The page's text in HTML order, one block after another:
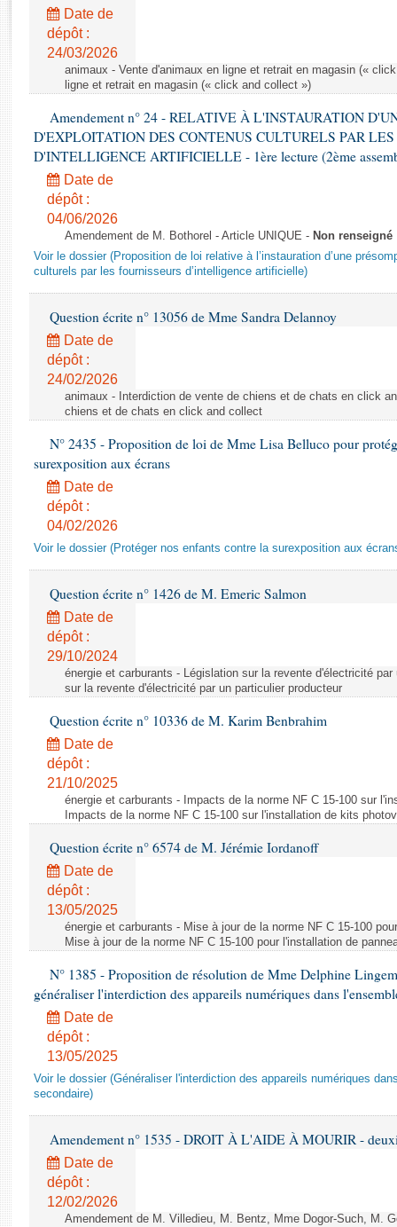
Rapports législatifs
Rapports sur l'application des lois
Baromètre de l’application des lois
Dossiers législatifs
Budget et sécurité sociale
Questions écrites et orales
Comptes rendus des débats
Date de
dépôt :
24/03/2026
animaux - Vente d'animaux en ligne et retrait en magasin («
ligne et retrait en magasin (« click and collect »)
Amendement n° 24 - RELATIVE À L'INSTAURATION
D'EXPLOITATION DES CONTENUS CULTURELS PAR LES
D'INTELLIGENCE ARTIFICIELLE - 1ère lecture (2ème
Date de
dépôt :
04/06/2026
Amendement de M. Bothorel - Article UNIQUE - Non renseigné
Voir le dossier (Proposition de loi relative à l’instauration d’une
culturels par les fournisseurs d’intelligence artificielle)
Question écrite n° 13056 de Mme Sandra Delannoy
Date de
dépôt :
24/02/2026
animaux - Interdiction de vente de chiens et de chats en click
chiens et de chats en click and collect
N° 2435 - Proposition de loi de Mme Lisa Belluco pour
surexposition aux écrans
Date de
dépôt :
04/02/2026
Voir le dossier (Protéger nos enfants contre la surexposition aux
Question écrite n° 1426 de M. Emeric Salmon
Date de
dépôt :
29/10/2024
énergie et carburants - Législation sur la revente d'électricité
sur la revente d'électricité par un particulier producteur
Question écrite n° 10336 de M. Karim Benbrahim
Date de
dépôt :
21/10/2025
énergie et carburants - Impacts de la norme NF C 15-100 sur
Impacts de la norme NF C 15-100 sur l'installation de kits
Question écrite n° 6574 de M. Jérémie Iordanoff
Date de
dépôt :
13/05/2025
énergie et carburants - Mise à jour de la norme NF C 15-100
Mise à jour de la norme NF C 15-100 pour l'installation de
N° 1385 - Proposition de résolution de Mme Delphine
généraliser l'interdiction des appareils numériques dans
Date de
dépôt :
13/05/2025
Voir le dossier (Généraliser l'interdiction des appareils numériques
secondaire)
Amendement n° 1535 - DROIT À L'AIDE À MOURIR -
Date de
dépôt :
12/02/2026
Amendement de M. Villedieu, M. Bentz, Mme Dogor-Such, M.